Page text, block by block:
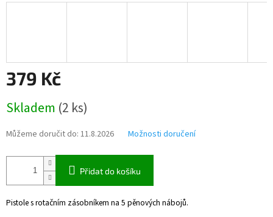
379 Kč
cena:
Skladem (2 ks)
Můžeme doručit do: 11.8.2026 Možnosti doručení
Přidat do košíku
Pistole s rotačním zásobníkem na 5 pěnových nábojů.